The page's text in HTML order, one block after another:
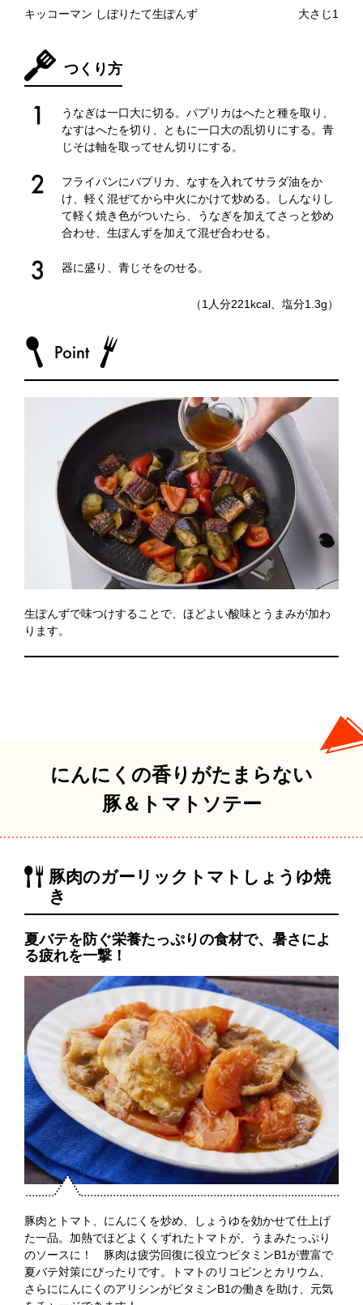
キッコーマン しぼりたて生ぽんず 大さじ1
つくり方
うなぎは一口大に切る。パプリカはへたと種を取り、
なすはへたを切り、ともに一口大の乱切りにする。青
じそは軸を取ってせん切りにする。
フライパンにパプリカ、なすを入れてサラダ油をか
け、軽く混ぜてから中火にかけて炒める。しんなりし
て軽く焼き色がついたら、うなぎを加えてさっと炒め
合わせ、生ぽんずを加えて混ぜ合わせる。
器に盛り、青じそをのせる。
（1人分221kcal、塩分1.3g）
生ぽんずで味つけすることで、ほどよい酸味とうまみが加わ
ります。
にんにくの香りがたまらない
豚＆トマトソテー
豚肉のガーリックトマトしょうゆ焼
き
夏バテを防ぐ栄養たっぷりの食材で、暑さによ
る疲れを一撃！
豚肉とトマト、にんにくを炒め、しょうゆを効かせて仕上げ
た一品。加熱でほどよくくずれたトマトが、うまみたっぷり
のソースに！ 豚肉は疲労回復に役立つビタミンB1が豊富で
夏バテ対策にぴったりです。トマトのリコピンとカリウム、
さらににんにくのアリシンがビタミンB1の働きを助け、元気